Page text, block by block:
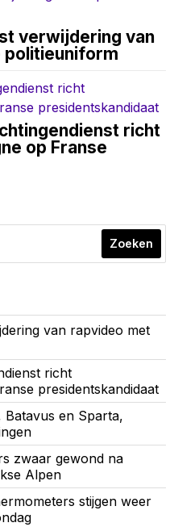
verwijdering van
richt
op Franse
Zoeken
van rapvideo met
richt
presidentskandidaat
en Sparta,
zwaar gewond na
Alpen
stijgen weer